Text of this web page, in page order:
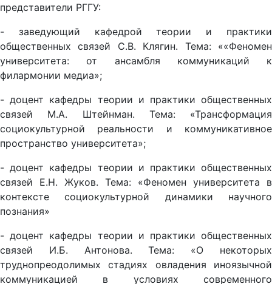
представители РГГУ:
- заведующий кафедрой теории и практики
общественных связей С.В. Клягин. Тема: ««Феномен
университета: от ансамбля коммуникаций к
филармонии медиа»;
- доцент кафедры теории и практики общественных
связей М.А. Штейнман. Тема: «Трансформация
социокультурной реальности и коммуникативное
пространство университета»;
- доцент кафедры теории и практики общественных
связей Е.Н. Жуков. Тема: «Феномен университета в
контексте социокультурной динамики научного
познания»
- доцент кафедры теории и практики общественных
связей И.Б. Антонова. Тема: «О некоторых
труднопреодолимых стадиях овладения иноязычной
коммуникацией в условиях современного